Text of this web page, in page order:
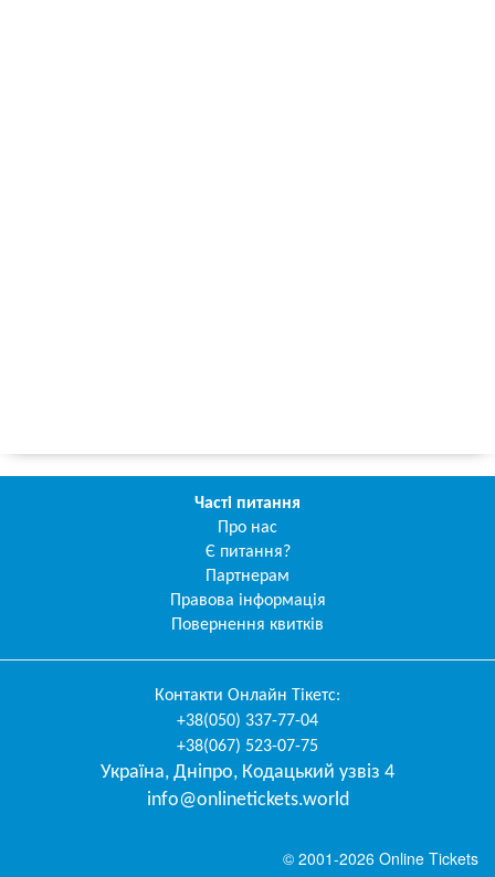
Часті питання
Про нас
Є питання?
Партнерам
Правова інформація
Повернення квитків
Контакти Онлайн Тікетс:
+38(050) 337-77-04
+38(067) 523-07-75
Україна, Дніпро, Кодацький узвіз 4
info@onlinetickets.world
© 2001-2026 Online Tickets